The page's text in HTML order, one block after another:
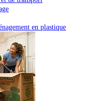
en plastique